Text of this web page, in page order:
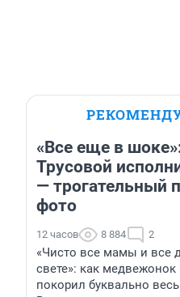
«Все еще в
Трусовой
— трогательный
фото
12 часов 8 884 2
«Чисто все мамы и все
свете»: как
покорил буквально